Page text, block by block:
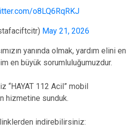
o8LQ6RqRKJ
May 21, 2026
yanında olmak, yardım elini en
en büyük sorumluluğumuzdur.
“HAYAT 112 Acil” mobil
hizmetine sunduk.
linklerden indirebilirsiniz: